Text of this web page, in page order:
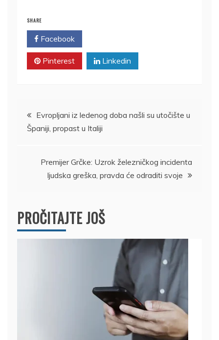
SHARE
Facebook
Pinterest Linkedin
Kretanje
članka
Evropljani iz ledenog doba našli su utočište u
Španiji, propast u Italiji
Premijer Grčke: Uzrok železničkog incidenta
ljudska greška, pravda će odraditi svoje
PROČITAJTE JOŠ